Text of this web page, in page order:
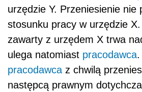
urzędzie Y. Przeniesienie nie
stosunku pracy w urzędzie
zawarty z urzędem X trwa
ulega natomiast pracodawca.
pracodawca z chwilą
następcą prawnym